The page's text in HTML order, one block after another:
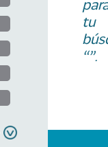
tu
“”.